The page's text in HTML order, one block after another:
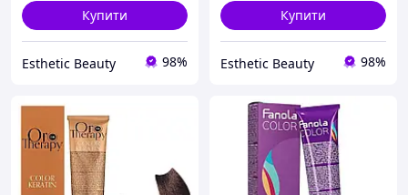
Купити
Esthetic Beauty 98%
Купити
Esthetic Beauty 98%